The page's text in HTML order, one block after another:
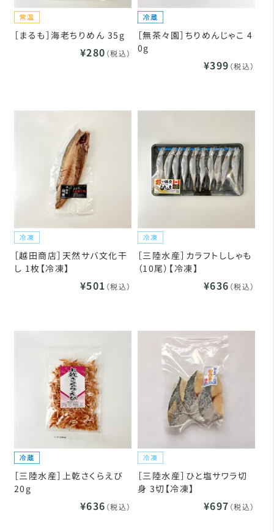
［まるも］海老ちりめん 35g
¥280 （税込）
［無茶々園］ちりめんじゃこ 4
0g
¥399 （税込）
［越田商店］天然サバ文化干
し 1枚【冷凍】
¥501 （税込）
［三陸水産］カラフトししゃも
（10尾）【冷凍】
¥636 （税込）
［三陸水産］上乾さくらえび
20g
¥636 （税込）
［三陸水産］ひと塩サワラ切
身 3切【冷凍】
¥697 （税込）